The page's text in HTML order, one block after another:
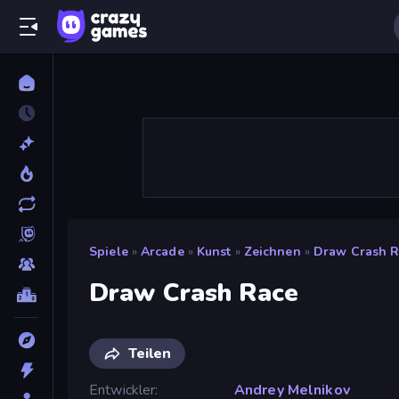
Spiele » Arcade » Kunst » Zeichnen » Draw Crash
Draw Crash Race
Teilen
Entwickler
Andrey Melnikov